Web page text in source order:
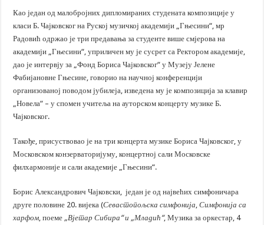
Као један од малобројних дипломираних студената композиције у
класи Б. Чајковског на Руској музичкој академији „Гњесини“, мр
Радовић одржао је три предавања за студенте више смјерова на
академији „Гњесини“, уприличен му је сусрет са Ректором академије,
дао је интервју за „Фонд Бориса Чајковског“ у Музеју Јелене
Фабијановне Гњесине, говорио на научној конференцији
организованој поводом јубилеја, изведена му је композиција за клавир
„Новела“ – у спомен учитеља на ауторском концерту музике Б.
Чајковског.
Такође, присуствовао је на три концерта музике Бориса Чајковског, у
Московском конзерваторијуму, концертној сали Московске
филхармоније и сали академије „Гњесини“.
Борис Александрович Чајковски, један је од највећих симфоничара
друге половине 20. вијека (Севастопољска симфонија ,Симфонија са
харфом , поеме „Вјетар Сибира“ и „Младић“, Музика за оркестар, 4